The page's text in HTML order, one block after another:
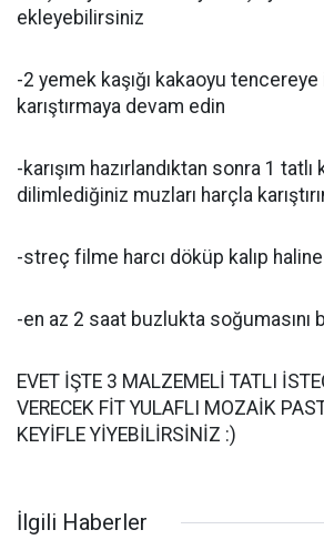
ekleyebilirsiniz
-2 yemek kaşığı kakaoyu
karıştırmaya devam edin
-karışım hazırlandıktan sonra 1 tatlı
dilimlediğiniz muzları harçla
-streç filme harcı döküp kalıp
-en az 2 saat buzlukta soğumasını
EVET İŞTE 3 MALZEMELİ TATLI
VERECEK FİT YULAFLI MOZAİK
KEYİFLE YİYEBİLİRSİNİZ :)
İlgili Haberler